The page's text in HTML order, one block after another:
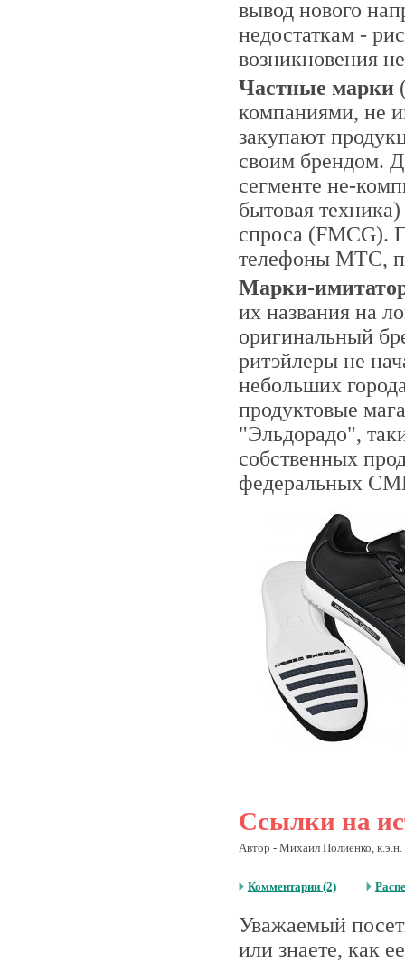
вывод нового
недостаткам -
возникновения
Частные марки
компаниями, не
закупают
своим брендом.
сегменте не-
бытовая
спроса (FMCG).
телефоны МТС,
Марки-
их названия на
оригинальный
ритэйлеры не
небольших
продуктовые
"Эльдорадо",
собственных
федеральных
Ссылки на
Автор - Михаил Полиенко, к.э.н.
Комментарии (2)
Уважаемый
или знаете, как